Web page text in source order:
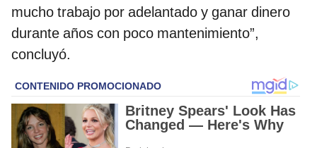
mucho trabajo por adelantado y ganar dinero
durante años con poco mantenimiento”,
concluyó.